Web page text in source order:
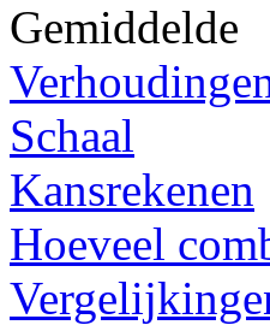
Gemiddelde
Schaal
Kansrekenen
Hoeveel